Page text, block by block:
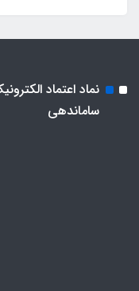
نماد اعتماد
ساماندهی